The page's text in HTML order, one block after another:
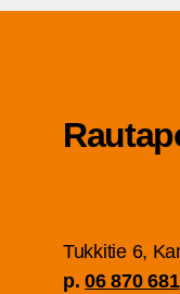
Tuk­ki­tie 6,
p.06 870 681